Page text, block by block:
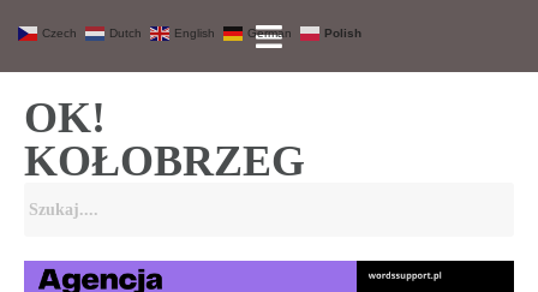
OK!
KOŁOBRZEG
Czech Dutch English German Polish